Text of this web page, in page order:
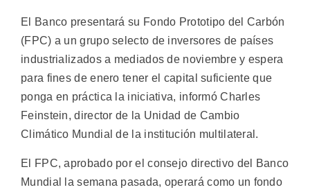
El Banco presentará su Fondo Prototipo del Carbón
(FPC) a un grupo selecto de inversores de países
industrializados a mediados de noviembre y espera
para fines de enero tener el capital suficiente que
ponga en práctica la iniciativa, informó Charles
Feinstein, director de la Unidad de Cambio
Climático Mundial de la institución multilateral.
El FPC, aprobado por el consejo directivo del Banco
Mundial la semana pasada, operará como un fondo